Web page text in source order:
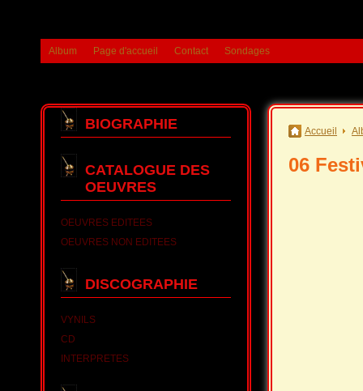
Album Page d'accueil Contact Sondages
BIOGRAPHIE
CATALOGUE DES
OEUVRES
OEUVRES EDITEES
OEUVRES NON EDITEES
DISCOGRAPHIE
VYNILS
CD
INTERPRETES
Accueil
06